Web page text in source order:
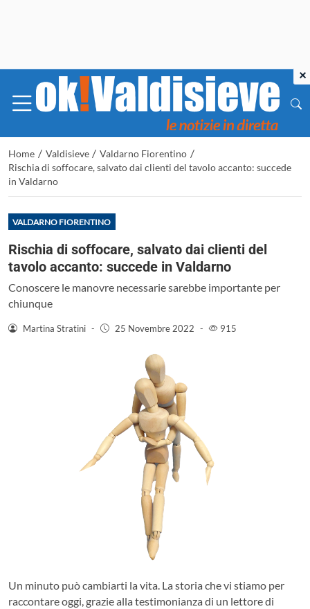
Home / Valdisieve / Valdarno Fiorentino /
Rischia di soffocare, salvato dai clienti del tavolo accanto: succede
in Valdarno
VALDARNO FIORENTINO
Rischia di soffocare, salvato dai clienti del
tavolo accanto: succede in Valdarno
Conoscere le manovre necessarie sarebbe importante per
chiunque
Martina Stratini - 25 Novembre 2022 - 915
Un minuto può cambiarti la vita. La storia che vi stiamo per
raccontare oggi, grazie alla testimonianza di un lettore di
×